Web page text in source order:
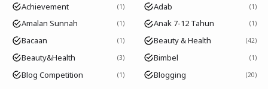
Achievement 1 Adab 1
Amalan Sunnah 1 Anak 7-12 Tahun 1
Bacaan 1 Beauty & Health 42
Beauty&Health 3 Bimbel 1
Blog Competition 1 Blogging 20